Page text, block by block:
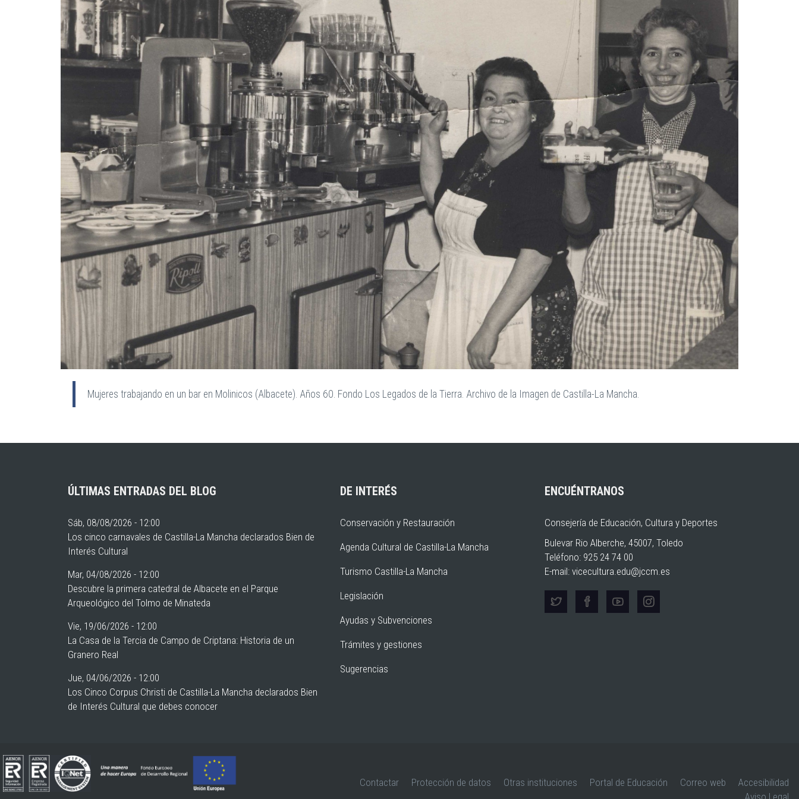
Mujeres trabajando en un bar en Molinicos (Albacete). Años 60. Fondo Los Legados de la Tierra. Archivo de la Imagen de Castilla-La Mancha.
ÚLTIMAS ENTRADAS DEL BLOG
Sáb, 08/08/2026 - 12:00
Los cinco carnavales de Castilla-La Mancha declarados Bien de
Interés Cultural
Mar, 04/08/2026 - 12:00
Descubre la primera catedral de Albacete en el Parque
Arqueológico del Tolmo de Minateda
Vie, 19/06/2026 - 12:00
La Casa de la Tercia de Campo de Criptana: Historia de un
Granero Real
Jue, 04/06/2026 - 12:00
Los Cinco Corpus Christi de Castilla-La Mancha declarados Bien
de Interés Cultural que debes conocer
DE INTERÉS
Conservación y Restauración
Agenda Cultural de Castilla-La Mancha
Turismo Castilla-La Mancha
Legislación
Ayudas y Subvenciones
Trámites y gestiones
Sugerencias
ENCUÉNTRANOS
Consejería de Educación, Cultura y Deportes
Bulevar Rio Alberche, 45007, Toledo
Teléfono: 925 24 74 00
E-mail: vicecultura.edu@jccm.es
Contactar Protección de datos Otras instituciones Portal de Educación Correo web
Accesibilidad